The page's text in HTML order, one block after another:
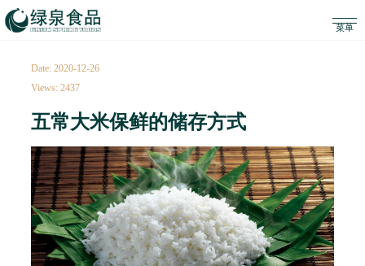
Date: 2020-12-26
Views: 2437
五常大米保鲜的储存方式